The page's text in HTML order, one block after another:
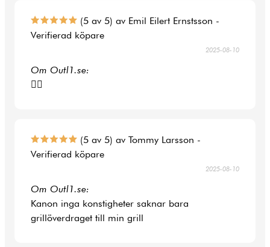
(5 av 5) av Emil Eilert Ernstsson -
Verifierad köpare
2025-08-10
Om Outl1.se:
👍🏻
(5 av 5) av Tommy Larsson -
Verifierad köpare
2025-08-10
Om Outl1.se:
Kanon inga konstigheter saknar bara
grillöverdraget till min grill